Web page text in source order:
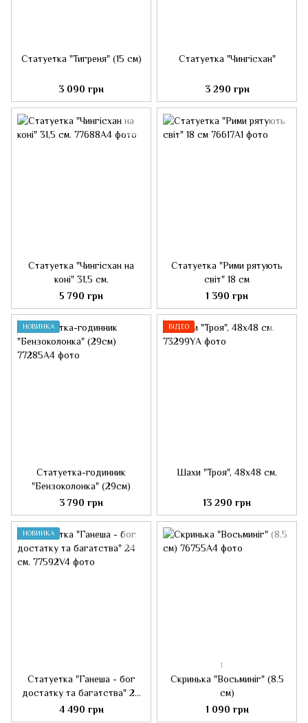
Статуетка "Тигреня" (15 см)
3 090 грн
Статуетка "Чингісхан"
3 290 грн
Статуетка "Чингісхан на
коні" 31,5 см.
5 790 грн
Статуетка "Рими рятують
світ" 18 см
1 390 грн
НОВИНКА
Статуетка-годинник
"Бензоколонка" (29см)
3 790 грн
ВІДЕО
Шахи "Троя", 48x48 см.
13 290 грн
НОВИНКА
Статуетка "Ганеша - бог
достатку та багатства" 24
см.
4 490 грн
1
Скринька "Восьминіг" (8.5
см)
1 090 грн